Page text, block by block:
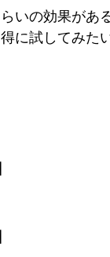
いの効果があ
に試してみた